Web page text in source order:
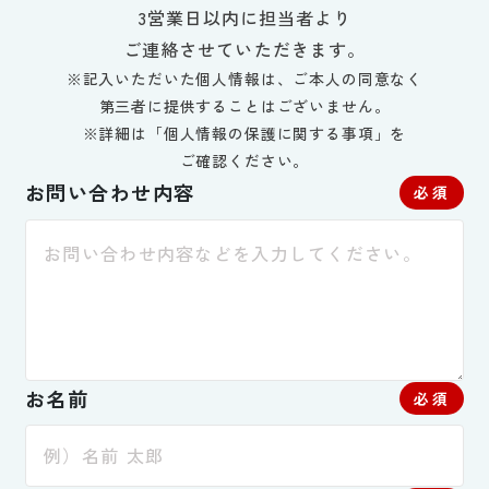
3営業日以内に担当者より
ご連絡させていただきます。
※記入いただいた個人情報は、ご本人の同意なく
第三者に提供することはございません。
※詳細は「個人情報の保護に関する事項」を
ご確認ください。
必須
お問い合わせ内容
必須
お名前